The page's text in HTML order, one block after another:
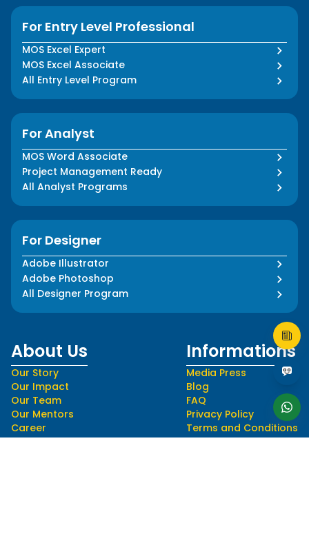
For Entry Level Professional
MOS Excel Expert
MOS Excel Associate
All Entry Level Program
For Analyst
MOS Word Associate
Project Management Ready
All Analyst Programs
For Designer
Adobe Illustrator
Adobe Photoshop
All Designer Program
About Us
Our Story
Our Impact
Our Team
Our Mentors
Career
Informations
Media Press
Blog
FAQ
Privacy Policy
Terms and Conditions